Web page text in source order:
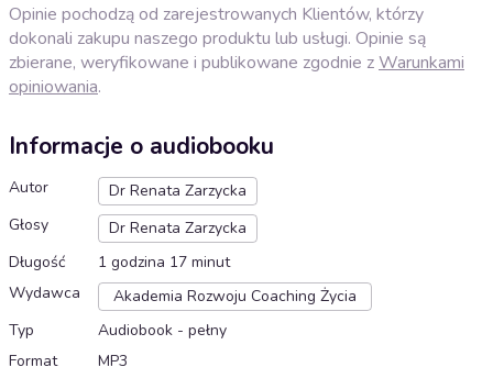
Opinie pochodzą od zarejestrowanych Klientów, którzy
dokonali zakupu naszego produktu lub usługi. Opinie są
zbierane, weryfikowane i publikowane zgodnie zWarunkami
opiniowania.
Informacje o audiobooku
Autor
Dr Renata Zarzycka
Głosy
Dr Renata Zarzycka
Długość
1 godzina 17 minut
Wydawca
Akademia Rozwoju Coaching Życia
Typ
Audiobook - pełny
Format
MP3